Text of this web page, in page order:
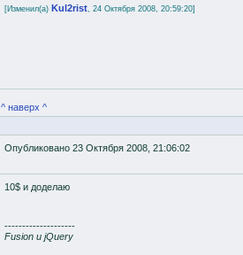
[Изменил(а) Kul2rist, 24 Октября 2008, 20:59:20]
^ наверх ^
Опубликовано 23 Октября 2008, 21:06:02
10$ и доделаю
--------------------
Fusion и jQuery